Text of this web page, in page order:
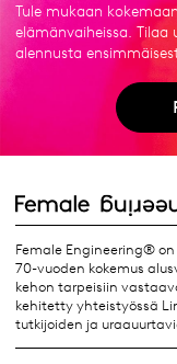
Tule mukaan
elämänvaiheissa. Tilaa
alennusta
Female Engineering®
70-vuoden kokemus
kehon tarpeisiin
kehitetty yhteistyössä
tutkijoiden ja